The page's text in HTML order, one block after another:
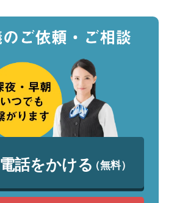
電話をかける（無料）